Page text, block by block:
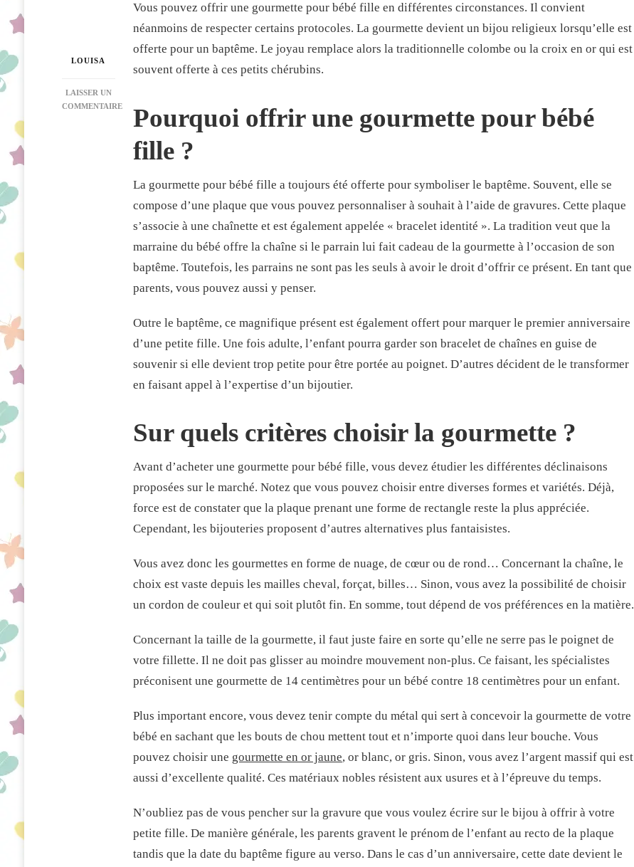
LOUISA
LAISSER UN
COMMENTAIRE
GOURMETTE
Vous pouvez offrir une gourmette pour bébé fille en différentes circonstances. Il convient
néanmoins de respecter certains protocoles. La gourmette devient un bijou religieux lorsqu’elle est
offerte pour un baptême. Le joyau remplace alors la traditionnelle colombe ou la croix en or qui est
souvent offerte à ces petits chérubins.
Pourquoi offrir une gourmette pour bébé
fille ?
La gourmette pour bébé fille a toujours été offerte pour symboliser le baptême. Souvent, elle se
compose d’une plaque que vous pouvez personnaliser à souhait à l’aide de gravures. Cette plaque
s’associe à une chaînette et est également appelée « bracelet identité ». La tradition veut que la
marraine du bébé offre la chaîne si le parrain lui fait cadeau de la gourmette à l’occasion de son
baptême. Toutefois, les parrains ne sont pas les seuls à avoir le droit d’offrir ce présent. En tant que
parents, vous pouvez aussi y penser.
Outre le baptême, ce magnifique présent est également offert pour marquer le premier anniversaire
d’une petite fille. Une fois adulte, l’enfant pourra garder son bracelet de chaînes en guise de
souvenir si elle devient trop petite pour être portée au poignet. D’autres décident de le transformer
en faisant appel à l’expertise d’un bijoutier.
Sur quels critères choisir la gourmette ?
Avant d’acheter une gourmette pour bébé fille, vous devez étudier les différentes déclinaisons
proposées sur le marché. Notez que vous pouvez choisir entre diverses formes et variétés. Déjà,
force est de constater que la plaque prenant une forme de rectangle reste la plus appréciée.
Cependant, les bijouteries proposent d’autres alternatives plus fantaisistes.
Vous avez donc les gourmettes en forme de nuage, de cœur ou de rond… Concernant la chaîne, le
choix est vaste depuis les mailles cheval, forçat, billes… Sinon, vous avez la possibilité de choisir
un cordon de couleur et qui soit plutôt fin. En somme, tout dépend de vos préférences en la matière.
Concernant la taille de la gourmette, il faut juste faire en sorte qu’elle ne serre pas le poignet de
votre fillette. Il ne doit pas glisser au moindre mouvement non-plus. Ce faisant, les spécialistes
préconisent une gourmette de 14 centimètres pour un bébé contre 18 centimètres pour un enfant.
Plus important encore, vous devez tenir compte du métal qui sert à concevoir la gourmette de votre
bébé en sachant que les bouts de chou mettent tout et n’importe quoi dans leur bouche. Vous
pouvez choisir une gourmette en or jaune, or blanc, or gris. Sinon, vous avez l’argent massif qui est
aussi d’excellente qualité. Ces matériaux nobles résistent aux usures et à l’épreuve du temps.
N’oubliez pas de vous pencher sur la gravure que vous voulez écrire sur le bijou à offrir à votre
petite fille. De manière générale, les parents gravent le prénom de l’enfant au recto de la plaque
tandis que la date du baptême figure au verso. Dans le cas d’un anniversaire, cette date devient le